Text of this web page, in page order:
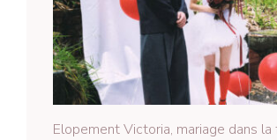
Elopement Victoria, mariage dans